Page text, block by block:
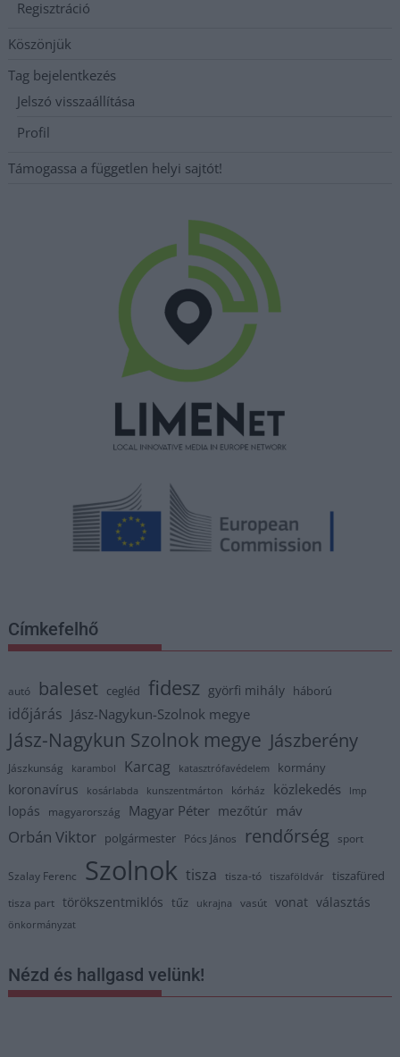
Regisztráció
Köszönjük
Tag bejelentkezés
Jelszó visszaállítása
Profil
Támogassa a független helyi sajtót!
Címkefelhő
autó baleset cegléd fidesz györfi mihály háború
időjárás Jász-Nagykun-Szolnok megye
Jász-Nagykun Szolnok megye Jászberény
Jászkunság karambol Karcag katasztrófavédelem kormány
koronavírus kosárlabda kunszentmárton kórház közlekedés lmp
lopás magyarország Magyar Péter mezőtúr máv
Orbán Viktor polgármester Pócs János rendőrség sport
Szalay Ferenc Szolnok tisza tisza-tó tiszaföldvár tiszafüred
tisza part törökszentmiklós tűz ukrajna vasút vonat választás
önkormányzat
Nézd és hallgasd velünk!